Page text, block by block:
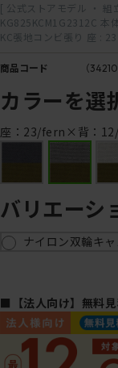
[ 公式ストアモデル ・
KG825KCM1G2312C 本
KC張地コンビ張り 座 :
商品コード （
カラーを選
座：23/fern×背：
バリエーシ
ナイロン双輪キ
■【法人向け】無料